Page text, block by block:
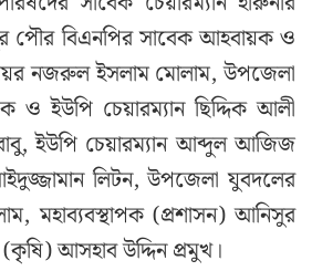
পৌর বিএনপির সাবেক আহবায়ক ও
নজরুল ইসলাম মোলাম, উপজেলা
ও ইউপি চেয়ারম্যান ছিদ্দিক আলী
বাবু, ইউপি চেয়ারম্যান আব্দুল আজিজ
লিটন, উপজেলা যুবদলের
মহাব্যবস্থাপক (প্রশাসন) আনিসুর
(কৃষি) আসহাব উদ্দিন প্রমুখ।